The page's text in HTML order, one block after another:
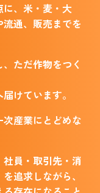
、米・麦・大
通、販売までを
ただ作物をつく
けています。
産業にとどめな
員・取引先・消
追求しながら、